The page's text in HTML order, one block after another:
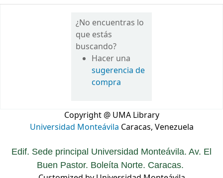
¿No encuentras lo
que estás
buscando?
Hacer una
sugerencia de
compra
Copyright @ UMA Library
Universidad Monteávila Caracas, Venezuela
Edif. Sede principal Universidad Monteávila. Av. El
Buen Pastor. Boleíta Norte. Caracas.